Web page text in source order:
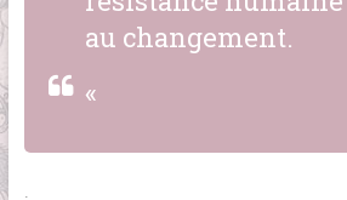
au changement.
«